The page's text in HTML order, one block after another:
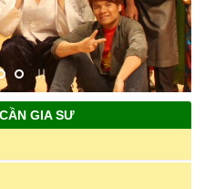
GIA SƯ